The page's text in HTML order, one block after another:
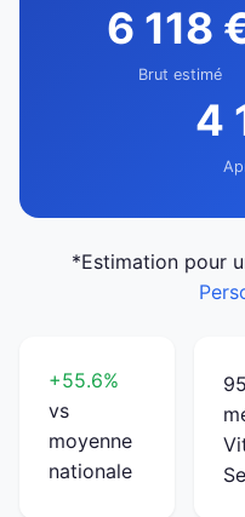
6 118
Brut estimé
4
*Estimation pour
+55.6%
vs
moyenne
nationale
95